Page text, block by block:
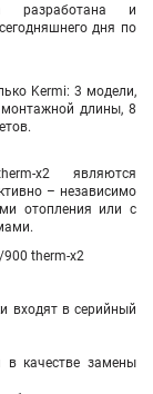
разработана и
дня по
Kermi: 3 модели,
длины, 8
x2 являются
– независимо
отопления или с
therm-x2
входят в серийный
в качестве замены